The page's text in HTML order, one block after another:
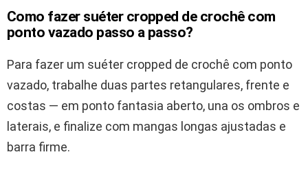
Como fazer suéter cropped de crochê com
ponto vazado passo a passo?
Para fazer um suéter cropped de crochê com ponto
vazado, trabalhe duas partes retangulares, frente e
costas — em ponto fantasia aberto, una os ombros e
laterais, e finalize com mangas longas ajustadas e
barra firme.